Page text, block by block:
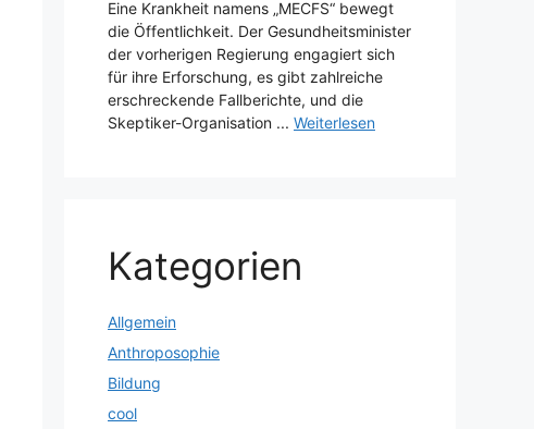
Eine Krankheit namens „MECFS“ bewegt
die Öffentlichkeit. Der Gesundheitsminister
der vorherigen Regierung engagiert sich
für ihre Erforschung, es gibt zahlreiche
erschreckende Fallberichte, und die
Skeptiker-Organisation ... Weiterlesen
Kategorien
Allgemein
Anthroposophie
Bildung
cool